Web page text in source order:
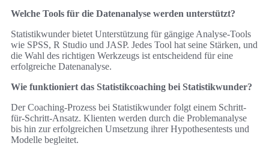
Welche Tools für die Datenanalyse werden unterstützt?
Statistikwunder bietet Unterstützung für gängige Analyse-Tools
wie SPSS, R Studio und JASP. Jedes Tool hat seine Stärken, und
die Wahl des richtigen Werkzeugs ist entscheidend für eine
erfolgreiche Datenanalyse.
Wie funktioniert das Statistikcoaching bei Statistikwunder?
Der Coaching-Prozess bei Statistikwunder folgt einem Schritt-
für-Schritt-Ansatz. Klienten werden durch die Problemanalyse
bis hin zur erfolgreichen Umsetzung ihrer Hypothesentests und
Modelle begleitet.